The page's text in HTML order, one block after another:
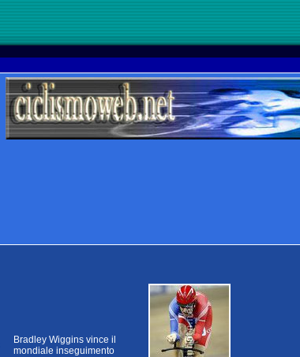
Bradley Wiggins vince il
mondiale inseguimento